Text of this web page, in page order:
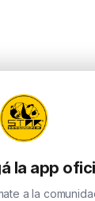
la app
a la